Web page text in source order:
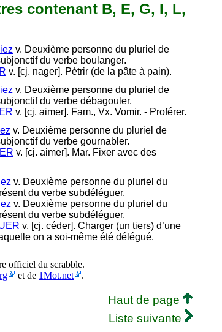
contenant B, E, G, I, L,
v. Deuxième personne du pluriel de
du verbe boulanger.
v. [cj. nager]. Pétrir (de la pâte à pain).
v. Deuxième personne du pluriel de
du verbe débagouler.
v. [cj. aimer]. Fam., Vx. Vomir. - Proférer.
v. Deuxième personne du pluriel de
du verbe gournabler.
v. [cj. aimer]. Mar. Fixer avec des
v. Deuxième personne du pluriel du
du verbe subdéléguer.
v. Deuxième personne du pluriel du
du verbe subdéléguer.
v. [cj. céder]. Charger (un tiers) d’une
on a soi-même été délégué.
officiel du scrabble.
et de 1Mot.net .
Haut de page
Liste suivante